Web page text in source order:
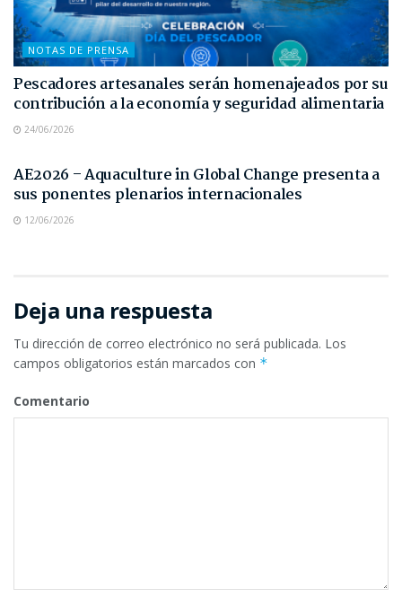
NOTAS DE PRENSA
Pescadores artesanales serán homenajeados por su
contribución a la economía y seguridad alimentaria
24/06/2026
AE2026 – Aquaculture in Global Change presenta a
sus ponentes plenarios internacionales
12/06/2026
Deja una respuesta
Tu dirección de correo electrónico no será publicada. Los
campos obligatorios están marcados con *
Comentario